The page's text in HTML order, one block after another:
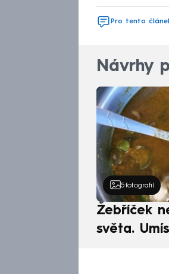
Pro tento
Návrhy
5 fotografií
Žebříček
světa.